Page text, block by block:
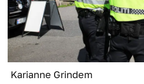
Karianne Grindem